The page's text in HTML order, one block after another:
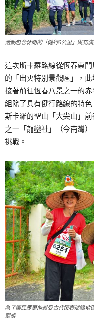
活動包含休閒的「健行6公里」與充滿
這次斯卡羅路線從恆春東
的「出火特別景觀區」，
接著前往恆春八景之一的
組除了具有健行路線的特
斯卡羅的聖山「大尖山」
之一「龍鑾社」（今南灣
挑戰。
為了讓民眾更能感受古代恆春瑯嶠地
型獎